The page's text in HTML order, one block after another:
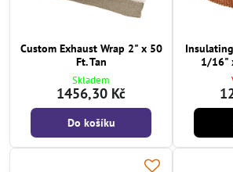
Custom Exhaust Wrap 2" x 50
Ft. Tan
Skladem
1456,30 Kč
Do košíku
1/16"